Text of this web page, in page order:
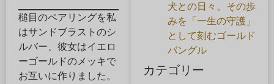
槌目のペアリングを私
はサンドブラストのシ
ルバー、彼女はイエロ
ーゴールドのメッキで
お互いに作りました。
犬との日々。その歩
みを「一生の守護」
として刻むゴールド
バングル
カテゴリー